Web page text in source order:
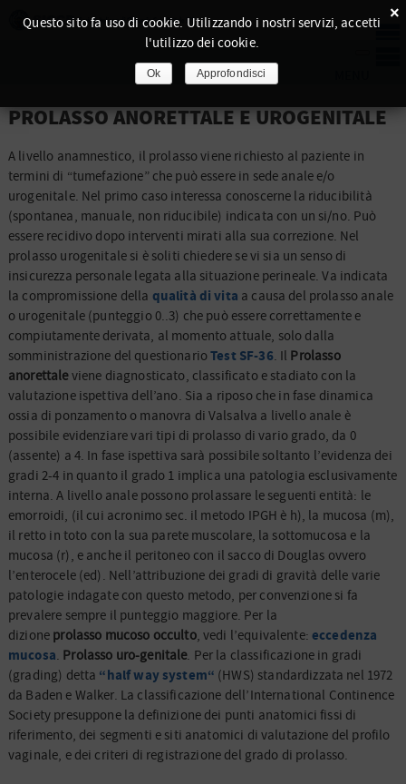
PROLASSO ANORETTALE E UROGENITALE
A livello anamnestico, il prolasso viene richiesto al paziente in
termini di “tumefazione” che può essere in sede anale e/o
urogenitale. Nel primo caso interessa conoscerne la riducibilità
(spontanea, manuale, non riducibile) indicata con un si/no. Può
essere recidivo dopo interventi mirati alla sua correzione. Nel
prolasso urogenitale si è soliti chiedere se vi sia un senso di
insicurezza personale legata alla situazione perineale. Va indicata
la compromissione della qualità di vita a causa del prolasso anale
o urogenitale (punteggio 0..3) che può essere correttamente e
compiutamente derivata, al momento attuale, solo dalla
somministrazione del questionarioTest SF-36. Il Prolasso
anorettaleviene diagnosticato, classificato e stadiato con la
valutazione ispettiva dell’ano. Sia a riposo che in fase dinamica
ossia di ponzamento o manovra di Valsalva a livello anale è
possibile evidenziare vari tipi di prolasso di vario grado, da 0
(assente) a 4. In fase ispettiva sarà possibile soltanto l’evidenza dei
gradi 2-4 in quanto il grado 1 implica una patologia esclusivamente
interna. A livello anale possono prolassare le seguenti entità: le
emorroidi, (il cui acronimo sec. il metodo IPGH è h), la mucosa (m),
il retto in toto con la sua parete muscolare, la sottomucosa e la
mucosa (r), e anche il peritoneo con il sacco di Douglas ovvero
l’enterocele (ed). Nell’attribuzione dei gradi di gravità delle varie
patologie indagate con questo metodo, per convenzione si fa
prevalere sempre il punteggio maggiore. Per la
dizione prolasso mucoso occulto, vedi l’equivalente:eccedenza
mucosa. Prolasso uro-genitale. Per la classificazione in gradi
(grading) detta “half way system“ (HWS) standardizzata nel 1972
da Baden e Walker. La classificazione dell’International Continence
Society presuppone la definizione dei punti anatomici fissi di
riferimento, dei segmenti e siti anatomici di valutazione del profilo
vaginale, e dei criteri di registrazione del grado di prolasso.
×
Questo sito fa uso di cookie. Utilizzando i nostri servizi, accetti
l'utilizzo dei cookie.
Ok Approfondisci